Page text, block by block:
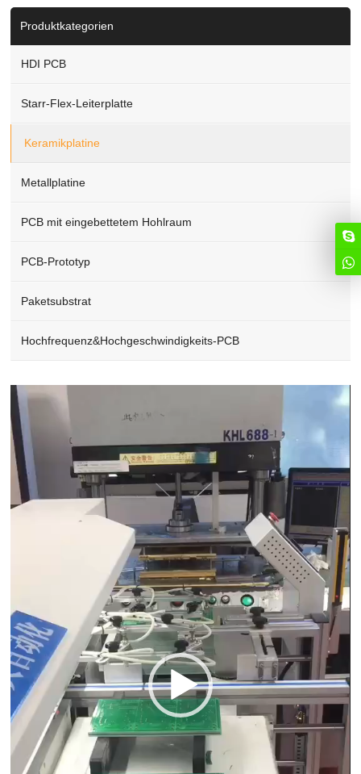
Produktkategorien
HDI PCB
Starr-Flex-Leiterplatte
Keramikplatine
Metallplatine
PCB mit eingebettetem Hohlraum
PCB-Prototyp
Paketsubstrat
Hochfrequenz&Hochgeschwindigkeits-PCB
Video
Player